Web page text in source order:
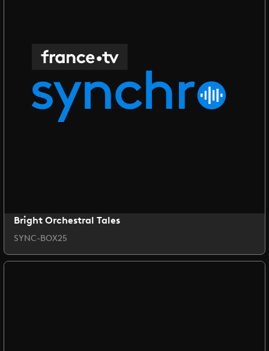
Bright Orchestral Tales
SYNC-BOX25